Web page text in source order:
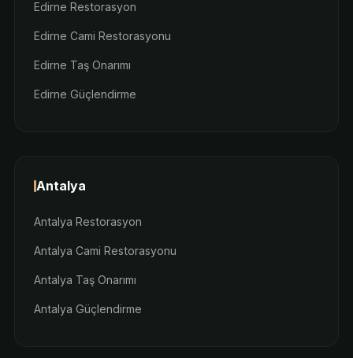
Edirne Restorasyon
Edirne Cami Restorasyonu
Edirne Taş Onarımı
Edirne Güçlendirme
Antalya
Antalya Restorasyon
Antalya Cami Restorasyonu
Antalya Taş Onarımı
Antalya Güçlendirme